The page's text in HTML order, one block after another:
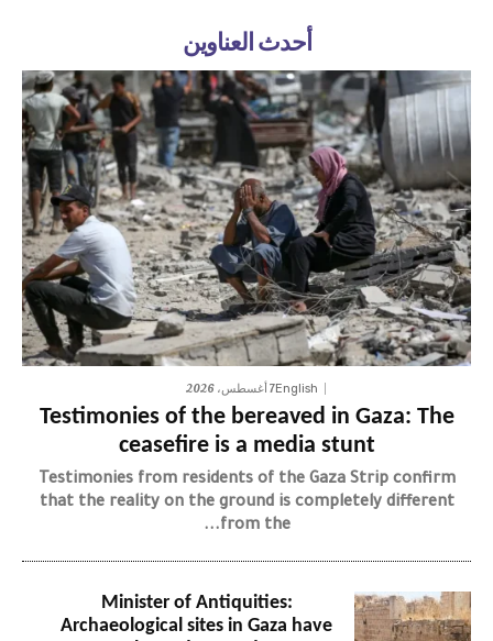
أحدث العناوين
English7 أغسطس، 2026
Testimonies of the bereaved in Gaza: The
ceasefire is a media stunt
Testimonies from residents of the Gaza Strip confirm
that the reality on the ground is completely different
from the...
Minister of Antiquities:
Archaeological sites in Gaza have